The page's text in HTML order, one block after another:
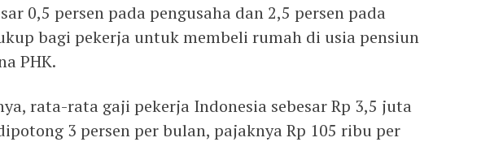
0,5 persen pada pengusaha dan 2,5 persen pada
bagi pekerja untuk membeli rumah di usia pensiun
PHK.
rata-rata gaji pekerja Indonesia sebesar Rp 3,5 juta
3 persen per bulan, pajaknya Rp 105 ribu per